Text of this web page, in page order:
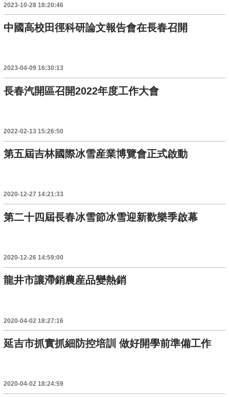
2023-10-28 18:20:46
中國高校田徑科研論文報告會在長春召開
2023-04-09 16:30:13
長春汽開區召開2022年度工作大會
2022-02-13 15:26:50
第五屆吉林國際冰雪産業博覽會正式啟動
2020-12-27 14:21:33
第二十四屆長春冰雪節冰雪迎新歡樂季啟幕
2020-12-26 14:59:00
龍井市讓滯銷農産品變熱銷
2020-04-02 18:27:16
延吉市抓實抓細防控培訓 做好開學前準備工作
2020-04-02 18:24:59